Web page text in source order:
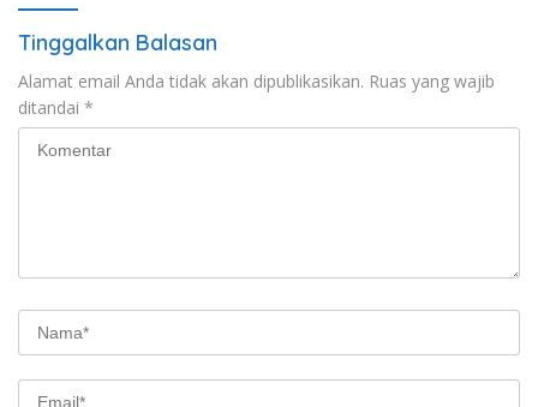
Tinggalkan Balasan
Alamat email Anda tidak akan dipublikasikan. Ruas yang wajib
ditandai *